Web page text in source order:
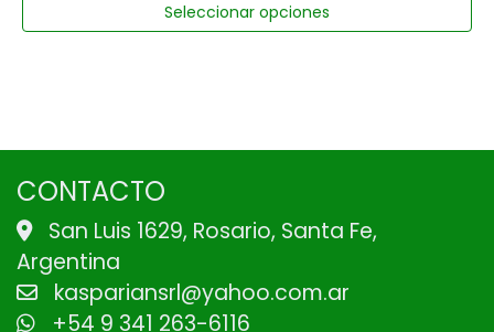
Seleccionar opciones
CONTACTO
San Luis 1629, Rosario, Santa Fe,
Argentina
kaspariansrl@yahoo.com.ar
+54 9 341 263-6116